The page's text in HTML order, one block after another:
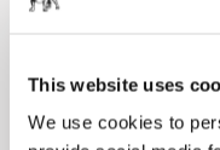
This website uses
We use cookies to
Bakplate til
Pris fra